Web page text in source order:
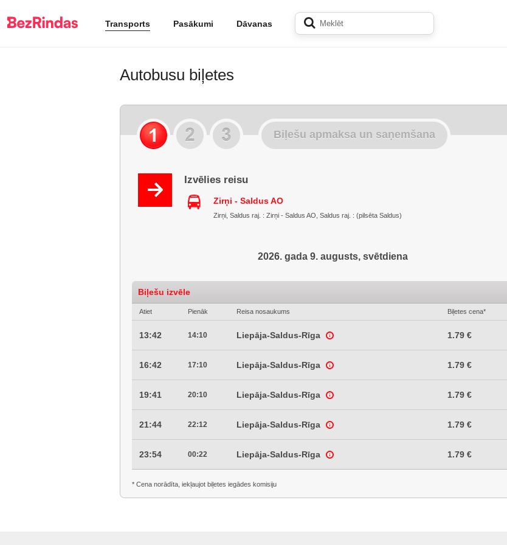
Transports Pasākumi Dāvanas
Autobusu biļetes
Biļešu apmaksa un saņemšana
Izvēlies reisu
Zirņi - Saldus AO
Zirņi, Saldus raj. : Zirņi - Saldus AO, Saldus raj. : (pilsēta Saldus)
2026. gada 9. augusts, svētdiena
Biļešu izvēle
Atiet Pienāk Reisa nosaukums Biļetes cena*
13:42 14:10 Liepāja-Saldus-Rīga 1.79 €
16:42 17:10 Liepāja-Saldus-Rīga 1.79 €
19:41 20:10 Liepāja-Saldus-Rīga 1.79 €
21:44 22:12 Liepāja-Saldus-Rīga 1.79 €
23:54 00:22 Liepāja-Saldus-Rīga 1.79 €
* Cena norādīta, iekļaujot biļetes iegādes komisiju